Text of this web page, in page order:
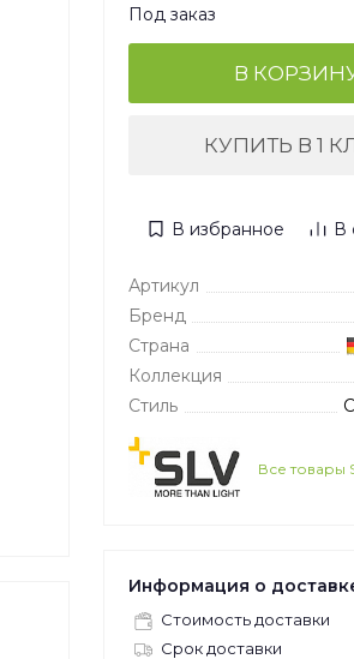
Под заказ
В
КУПИТЬ В 1
В избранное В
Артикул
Бренд
Страна
Коллекция
Стиль
Все товары
Информация о
Стоимость доставки
Срок доставки